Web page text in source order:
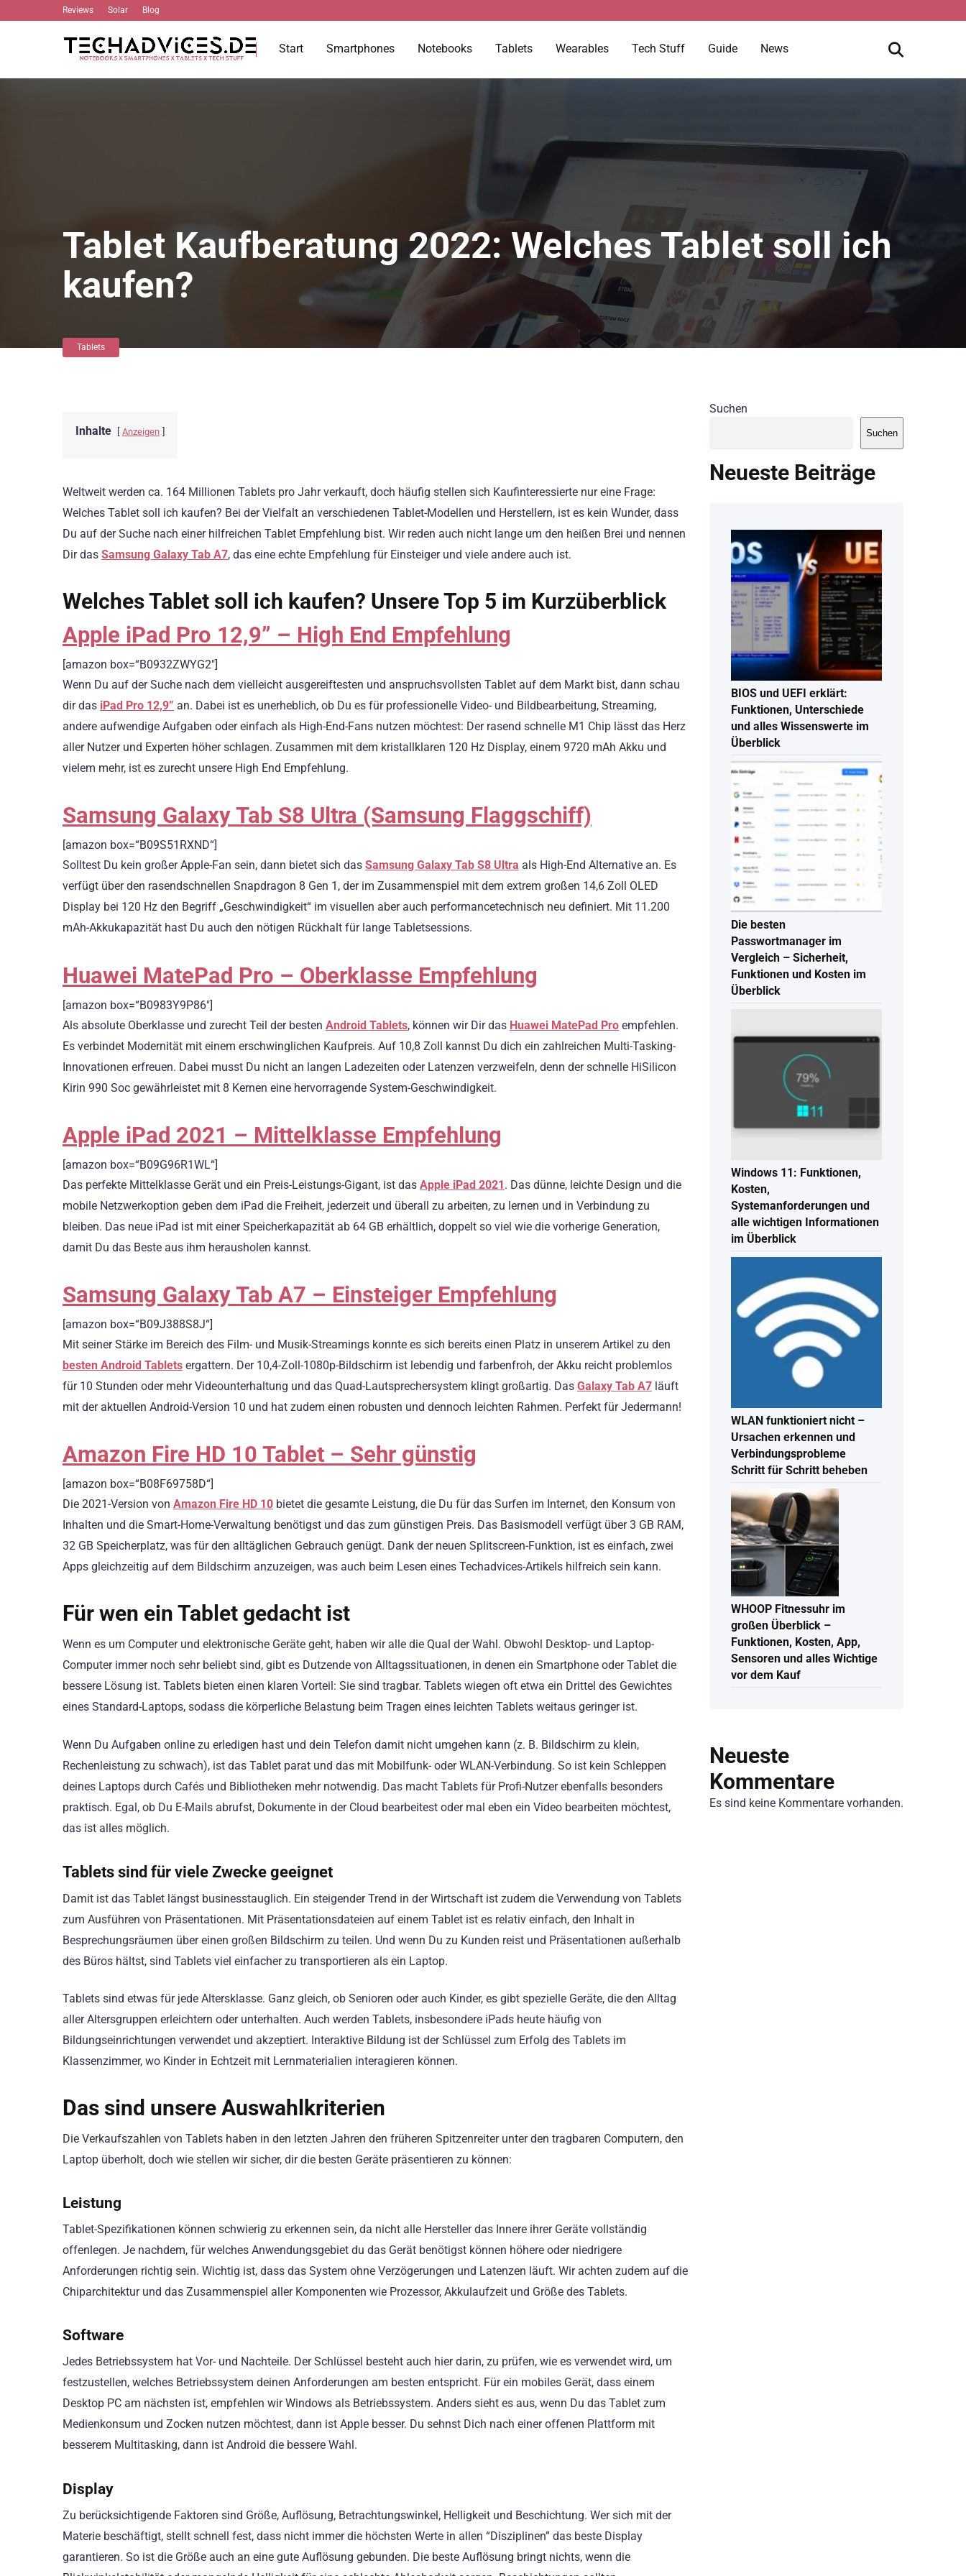
Reviews Solar Blog
Start Smartphones Notebooks Tablets Wearables Tech Stuff Guide News
Tablet Kaufberatung 2022: Welches Tablet soll ich
kaufen?
Tablets
Inhalte Anzeigen
Weltweit werden ca. 164 Millionen Tablets pro Jahr verkauft, doch häufig stellen sich Kaufinteressierte nur eine Frage:
Welches Tablet soll ich kaufen? Bei der Vielfalt an verschiedenen Tablet-Modellen und Herstellern, ist es kein Wunder, dass
Du auf der Suche nach einer hilfreichen Tablet Empfehlung bist. Wir reden auch nicht lange um den heißen Brei und nennen
Dir das Samsung Galaxy Tab A7, das eine echte Empfehlung für Einsteiger und viele andere auch ist.
Welches Tablet soll ich kaufen? Unsere Top 5 im Kurzüberblick
Apple iPad Pro 12,9” – High End Empfehlung
[amazon box=“B0932ZWYG2″]
Wenn Du auf der Suche nach dem vielleicht ausgereiftesten und anspruchsvollsten Tablet auf dem Markt bist, dann schau
dir das iPad Pro 12,9” an. Dabei ist es unerheblich, ob Du es für professionelle Video- und Bildbearbeitung, Streaming,
andere aufwendige Aufgaben oder einfach als High-End-Fans nutzen möchtest: Der rasend schnelle M1 Chip lässt das Herz
aller Nutzer und Experten höher schlagen. Zusammen mit dem kristallklaren 120 Hz Display, einem 9720 mAh Akku und
vielem mehr, ist es zurecht unsere High End Empfehlung.
Samsung Galaxy Tab S8 Ultra (Samsung Flaggschiff)
[amazon box=“B09S51RXND“]
Solltest Du kein großer Apple-Fan sein, dann bietet sich das Samsung Galaxy Tab S8 Ultra als High-End Alternative an. Es
verfügt über den rasendschnellen Snapdragon 8 Gen 1, der im Zusammenspiel mit dem extrem großen 14,6 Zoll OLED
Display bei 120 Hz den Begriff „Geschwindigkeit“ im visuellen aber auch performancetechnisch neu definiert. Mit 11.200
mAh-Akkukapazität hast Du auch den nötigen Rückhalt für lange Tabletsessions.
Huawei MatePad Pro – Oberklasse Empfehlung
[amazon box=“B0983Y9P86″]
Als absolute Oberklasse und zurecht Teil der besten Android Tablets, können wir Dir das Huawei MatePad Pro empfehlen.
Es verbindet Modernität mit einem erschwinglichen Kaufpreis. Auf 10,8 Zoll kannst Du dich ein zahlreichen Multi-Tasking-
Innovationen erfreuen. Dabei musst Du nicht an langen Ladezeiten oder Latenzen verzweifeln, denn der schnelle HiSilicon
Kirin 990 Soc gewährleistet mit 8 Kernen eine hervorragende System-Geschwindigkeit.
Apple iPad 2021 – Mittelklasse Empfehlung
[amazon box=“B09G96R1WL“]
Das perfekte Mittelklasse Gerät und ein Preis-Leistungs-Gigant, ist das Apple iPad 2021. Das dünne, leichte Design und die
mobile Netzwerkoption geben dem iPad die Freiheit, jederzeit und überall zu arbeiten, zu lernen und in Verbindung zu
bleiben. Das neue iPad ist mit einer Speicherkapazität ab 64 GB erhältlich, doppelt so viel wie die vorherige Generation,
damit Du das Beste aus ihm herausholen kannst.
Samsung Galaxy Tab A7 – Einsteiger Empfehlung
[amazon box=“B09J388S8J“]
Mit seiner Stärke im Bereich des Film- und Musik-Streamings konnte es sich bereits einen Platz in unserem Artikel zu den
besten Android Tablets ergattern. Der 10,4-Zoll-1080p-Bildschirm ist lebendig und farbenfroh, der Akku reicht problemlos
für 10 Stunden oder mehr Videounterhaltung und das Quad-Lautsprechersystem klingt großartig. Das Galaxy Tab A7 läuft
mit der aktuellen Android-Version 10 und hat zudem einen robusten und dennoch leichten Rahmen. Perfekt für Jedermann!
Amazon Fire HD 10 Tablet – Sehr günstig
[amazon box=“B08F69758D“]
Die 2021-Version von Amazon Fire HD 10 bietet die gesamte Leistung, die Du für das Surfen im Internet, den Konsum von
Inhalten und die Smart-Home-Verwaltung benötigst und das zum günstigen Preis. Das Basismodell verfügt über 3 GB RAM,
32 GB Speicherplatz, was für den alltäglichen Gebrauch genügt. Dank der neuen Splitscreen-Funktion, ist es einfach, zwei
Apps gleichzeitig auf dem Bildschirm anzuzeigen, was auch beim Lesen eines Techadvices-Artikels hilfreich sein kann.
Für wen ein Tablet gedacht ist
Wenn es um Computer und elektronische Geräte geht, haben wir alle die Qual der Wahl. Obwohl Desktop- und Laptop-
Computer immer noch sehr beliebt sind, gibt es Dutzende von Alltagssituationen, in denen ein Smartphone oder Tablet die
bessere Lösung ist. Tablets bieten einen klaren Vorteil: Sie sind tragbar. Tablets wiegen oft etwa ein Drittel des Gewichtes
eines Standard-Laptops, sodass die körperliche Belastung beim Tragen eines leichten Tablets weitaus geringer ist.
Wenn Du Aufgaben online zu erledigen hast und dein Telefon damit nicht umgehen kann (z. B. Bildschirm zu klein,
Rechenleistung zu schwach), ist das Tablet parat und das mit Mobilfunk- oder WLAN-Verbindung. So ist kein Schleppen
deines Laptops durch Cafés und Bibliotheken mehr notwendig. Das macht Tablets für Profi-Nutzer ebenfalls besonders
praktisch. Egal, ob Du E-Mails abrufst, Dokumente in der Cloud bearbeitest oder mal eben ein Video bearbeiten möchtest,
das ist alles möglich.
Tablets sind für viele Zwecke geeignet
Damit ist das Tablet längst businesstauglich. Ein steigender Trend in der Wirtschaft ist zudem die Verwendung von Tablets
zum Ausführen von Präsentationen. Mit Präsentationsdateien auf einem Tablet ist es relativ einfach, den Inhalt in
Besprechungsräumen über einen großen Bildschirm zu teilen. Und wenn Du zu Kunden reist und Präsentationen außerhalb
des Büros hältst, sind Tablets viel einfacher zu transportieren als ein Laptop.
Tablets sind etwas für jede Altersklasse. Ganz gleich, ob Senioren oder auch Kinder, es gibt spezielle Geräte, die den Alltag
aller Altersgruppen erleichtern oder unterhalten. Auch werden Tablets, insbesondere iPads heute häufig von
Bildungseinrichtungen verwendet und akzeptiert. Interaktive Bildung ist der Schlüssel zum Erfolg des Tablets im
Klassenzimmer, wo Kinder in Echtzeit mit Lernmaterialien interagieren können.
Das sind unsere Auswahlkriterien
Die Verkaufszahlen von Tablets haben in den letzten Jahren den früheren Spitzenreiter unter den tragbaren Computern, den
Laptop überholt, doch wie stellen wir sicher, dir die besten Geräte präsentieren zu können:
Leistung
Tablet-Spezifikationen können schwierig zu erkennen sein, da nicht alle Hersteller das Innere ihrer Geräte vollständig
offenlegen. Je nachdem, für welches Anwendungsgebiet du das Gerät benötigst können höhere oder niedrigere
Anforderungen richtig sein. Wichtig ist, dass das System ohne Verzögerungen und Latenzen läuft. Wir achten zudem auf die
Chiparchitektur und das Zusammenspiel aller Komponenten wie Prozessor, Akkulaufzeit und Größe des Tablets.
Software
Jedes Betriebssystem hat Vor- und Nachteile. Der Schlüssel besteht auch hier darin, zu prüfen, wie es verwendet wird, um
festzustellen, welches Betriebssystem deinen Anforderungen am besten entspricht. Für ein mobiles Gerät, dass einem
Desktop PC am nächsten ist, empfehlen wir Windows als Betriebssystem. Anders sieht es aus, wenn Du das Tablet zum
Medienkonsum und Zocken nutzen möchtest, dann ist Apple besser. Du sehnst Dich nach einer offenen Plattform mit
besserem Multitasking, dann ist Android die bessere Wahl.
Display
Zu berücksichtigende Faktoren sind Größe, Auflösung, Betrachtungswinkel, Helligkeit und Beschichtung. Wer sich mit der
Materie beschäftigt, stellt schnell fest, dass nicht immer die höchsten Werte in allen “Disziplinen” das beste Display
garantieren. So ist die Größe auch an eine gute Auflösung gebunden. Die beste Auflösung bringt nichts, wenn die
Suchen
Suchen
Neueste Beiträge
BIOS und UEFI erklärt:
Funktionen, Unterschiede
und alles Wissenswerte im
Überblick
Die besten
Passwortmanager im
Vergleich – Sicherheit,
Funktionen und Kosten im
Überblick
Windows 11: Funktionen,
Kosten,
Systemanforderungen und
alle wichtigen Informationen
im Überblick
WLAN funktioniert nicht –
Ursachen erkennen und
Verbindungsprobleme
Schritt für Schritt beheben
WHOOP Fitnessuhr im
großen Überblick –
Funktionen, Kosten, App,
Sensoren und alles Wichtige
vor dem Kauf
Neueste
Kommentare
Es sind keine Kommentare vorhanden.